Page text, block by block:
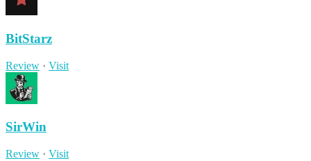
BitStarz
Review · Visit
SirWin
Review · Visit